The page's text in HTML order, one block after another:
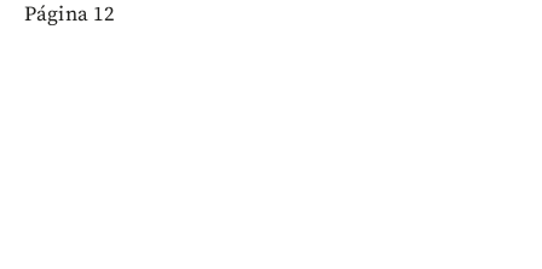
Página 12